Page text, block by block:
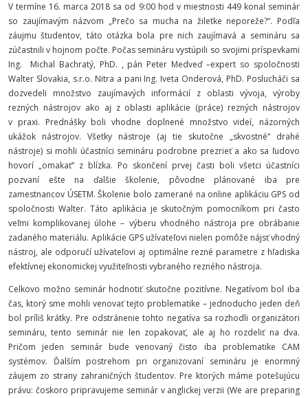
V termíne 16. marca 2018 sa od 9:00 hod v miestnosti 449 konal seminár
so zaujímavým názvom „Prečo sa mucha na žiletke neporeže?“. Podľa
záujmu študentov, táto otázka bola pre nich zaujímavá a semináru sa
zúčastnili v hojnom počte. Počas semináru vystúpili so svojimi príspevkami
Ing. Michal Bachratý, PhD. , pán Peter Medveď –expert so spoločnosti
Walter Slovakia, s.r.o. Nitra a pani Ing. Iveta Onderová, PhD. Poslucháči sa
dozvedeli množstvo zaujímavých informácií z oblasti vývoja, výroby
rezných nástrojov ako aj z oblasti aplikácie (práce) rezných nástrojov
v praxi. Prednášky boli vhodne doplnené množstvo videí, názorných
ukážok nástrojov. Všetky nástroje (aj tie skutočne „skvostné“ drahé
nástroje) si mohli účastníci semináru podrobne prezrieť a ako sa ľudovo
hovorí „omakať“ z blízka. Po skončení prvej časti boli všetci účastníci
pozvaní ešte na ďalšie školenie, pôvodne plánované iba pre
zamestnancov ÚSETM. Školenie bolo zamerané na online aplikáciu GPS od
spoločnosti Walter. Táto aplikácia je skutočným pomocníkom pri často
veľmi komplikovanej úlohe – výberu vhodného nástroja pre obrábanie
zadaného materiálu. Aplikácie GPS užívateľovi nielen pomôže nájsť vhodný
nástroj, ale odporučí užívateľovi aj optimálne rezné parametre z hľadiska
efektívnej ekonomickej využiteľnosti vybraného rezného nástroja.
Celkovo možno seminár hodnotiť skutočne pozitívne. Negatívom bol iba
čas, ktorý sme mohli venovať tejto problematike – jednoducho jeden deň
bol príliš krátky. Pre odstránenie tohto negatíva sa rozhodli organizátori
semináru, tento seminár nie len zopakovať, ale aj ho rozdeliť na dva.
Pričom jeden seminár bude venovaný čisto iba problematike CAM
systémov. Ďalším postrehom pri organizovaní semináru je enormný
záujem zo strany zahraničných študentov. Pre ktorých máme potešujúcu
právu: čoskoro pripravujeme seminár v anglickej verzii (We are preparing